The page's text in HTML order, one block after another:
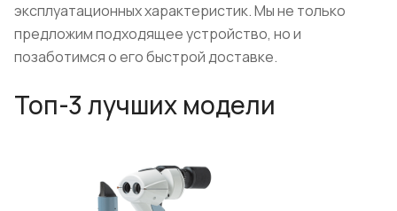
эксплуатационных характеристик. Мы не только
предложим подходящее устройство, но и
позаботимся о его быстрой доставке.
Топ-3 лучших модели